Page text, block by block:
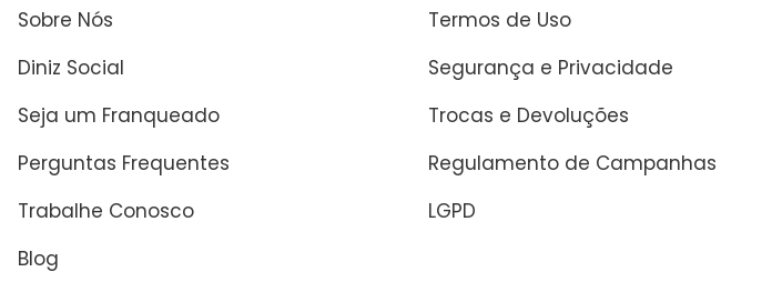
Sobre Nós
Diniz Social
Seja um Franqueado
Perguntas Frequentes
Trabalhe Conosco
Blog
Termos de Uso
Segurança e Privacidade
Trocas e Devoluções
Regulamento de Campanhas
LGPD